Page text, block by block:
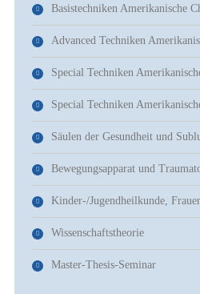
Basistechniken Amerikanische
Advanced Techniken
Special Techniken
Special Techniken
Säulen der Gesundheit und
Bewegungsapparat und
Kinder-/Jugendheilkunde,
Wissenschaftstheorie
Master-Thesis-Seminar